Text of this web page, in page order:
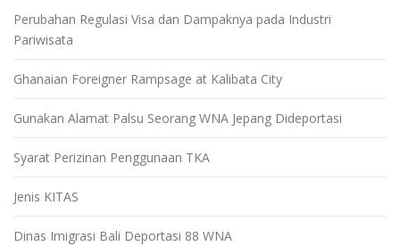
Perubahan Regulasi Visa dan Dampaknya pada Industri
Pariwisata
Ghanaian Foreigner Rampsage at Kalibata City
Gunakan Alamat Palsu Seorang WNA Jepang Dideportasi
Syarat Perizinan Penggunaan TKA
Jenis KITAS
Dinas Imigrasi Bali Deportasi 88 WNA